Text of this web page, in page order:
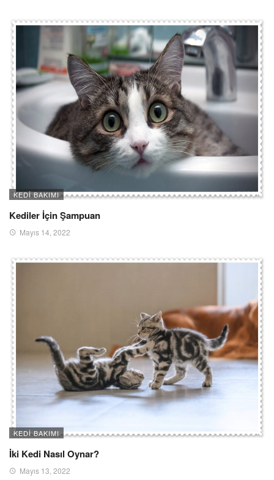
KEDI BAKIMI
Kediler İçin Şampuan
Mayıs 14, 2022
KEDI BAKIMI
İki Kedi Nasıl Oynar?
Mayıs 13, 2022